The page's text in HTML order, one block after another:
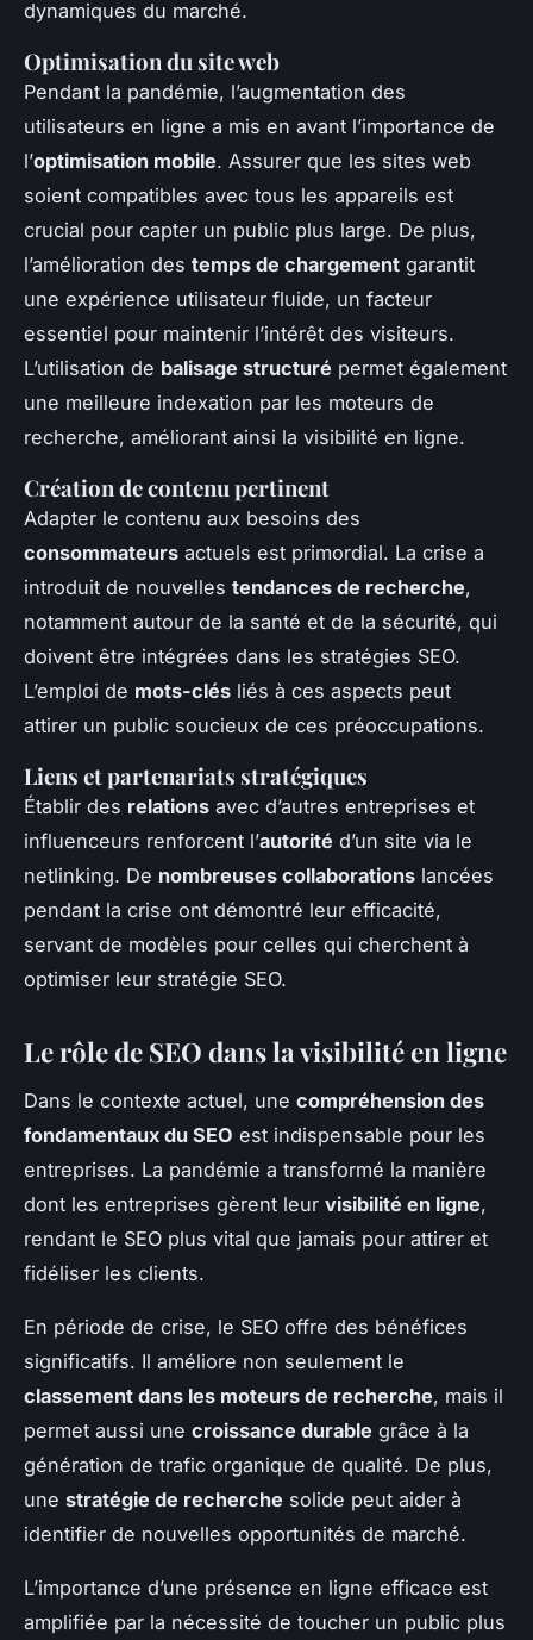
dynamiques du marché.
Optimisation du site web
Pendant la pandémie, l’augmentation des
utilisateurs en ligne a mis en avant l’importance de
l’optimisation mobile. Assurer que les sites web
soient compatibles avec tous les appareils est
crucial pour capter un public plus large. De plus,
l’amélioration des temps de chargement garantit
une expérience utilisateur fluide, un facteur
essentiel pour maintenir l’intérêt des visiteurs.
L’utilisation de balisage structuré permet également
une meilleure indexation par les moteurs de
recherche, améliorant ainsi la visibilité en ligne.
Création de contenu pertinent
Adapter le contenu aux besoins des
consommateurs actuels est primordial. La crise a
introduit de nouvelles tendances de recherche,
notamment autour de la santé et de la sécurité, qui
doivent être intégrées dans les stratégies SEO.
L’emploi de mots-clés liés à ces aspects peut
attirer un public soucieux de ces préoccupations.
Liens et partenariats stratégiques
Établir des relations avec d’autres entreprises et
influenceurs renforcent l’autorité d’un site via le
netlinking. De nombreuses collaborations lancées
pendant la crise ont démontré leur efficacité,
servant de modèles pour celles qui cherchent à
optimiser leur stratégie SEO.
Le rôle de SEO dans la visibilité en ligne
Dans le contexte actuel, une compréhension des
fondamentaux du SEO est indispensable pour les
entreprises. La pandémie a transformé la manière
dont les entreprises gèrent leur visibilité en ligne,
rendant le SEO plus vital que jamais pour attirer et
fidéliser les clients.
En période de crise, le SEO offre des bénéfices
significatifs. Il améliore non seulement le
classement dans les moteurs de recherche, mais il
permet aussi une croissance durable grâce à la
génération de trafic organique de qualité. De plus,
une stratégie de recherche solide peut aider à
identifier de nouvelles opportunités de marché.
L’importance d’une présence en ligne efficace est
amplifiée par la nécessité de toucher un public plus